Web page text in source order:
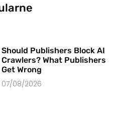
Should Publishers Block AI
Crawlers? What Publishers
Get Wrong
07/08/2026